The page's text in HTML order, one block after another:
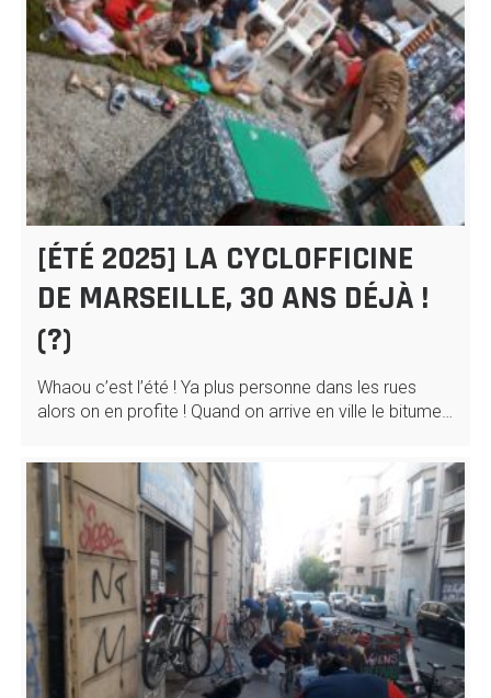
[ÉTÉ 2025] LA CYCLOFFICINE
DE MARSEILLE, 30 ANS DÉJÀ !
(?)
Whaou c’est l’été ! Ya plus personne dans les rues
alors on en profite ! Quand on arrive en ville le bitume…